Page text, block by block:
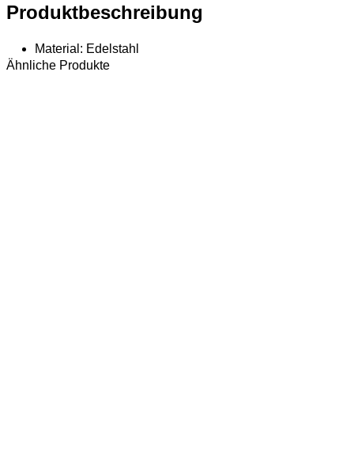
Produktbeschreibung
Material: Edelstahl
Ähnliche Produkte